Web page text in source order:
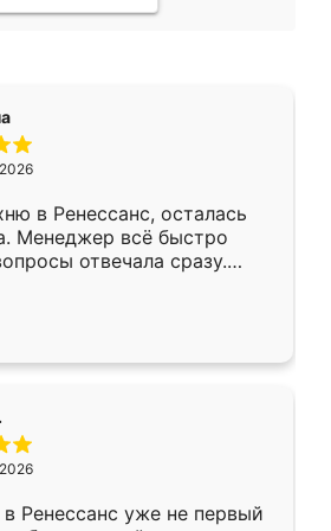
в Ренессанс, осталась
Менеджер всё быстро
отвечала сразу.
в субботу, подошёл к
Собрали
аккуратно, даже
Ренессанс уже не первый